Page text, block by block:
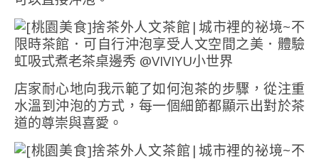
店家耐心地向我示範了如何泡茶的步驟，從注重
水溫到沖泡的方式，每一個細節都顯示出對於茶
道的尊崇與喜愛。